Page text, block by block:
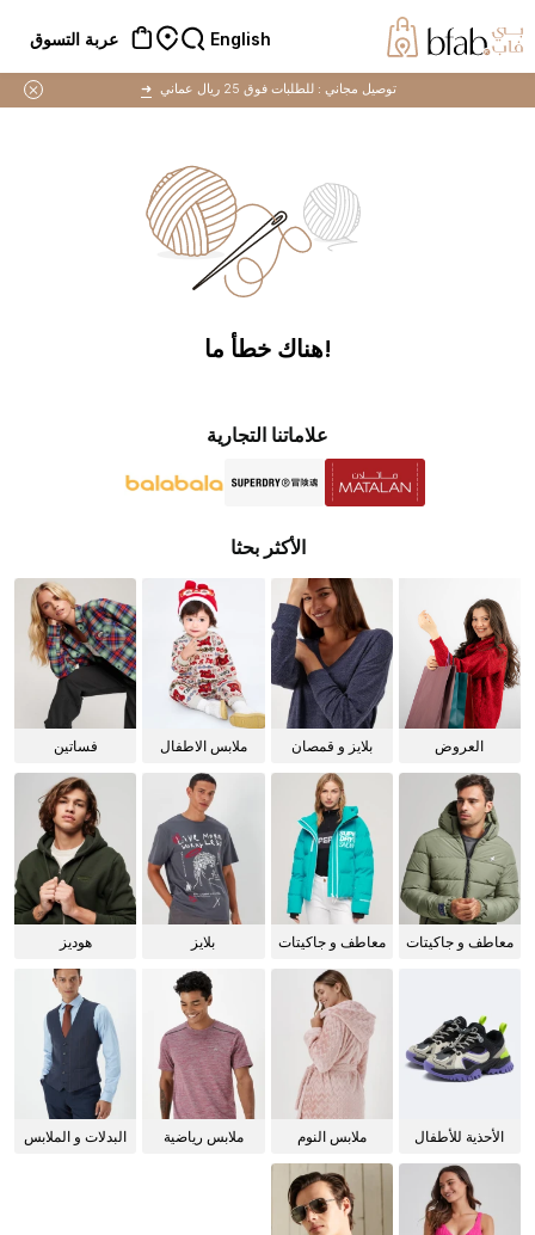
English عربة التسوق
توصيل مجاني : للطلبات فوق 25 ريال عماني ➜
!هناك خطأ ما
علاماتنا التجارية
الأكثر بحثا
العروض
بلايز و قمصان
ملابس الاطفال فساتين
معاطف و جاكيتات
معاطف و جاكيتات
بلايز هوديز
الأحذية للأطفال
ملابس النوم
ملابس رياضية
البدلات و الملابس